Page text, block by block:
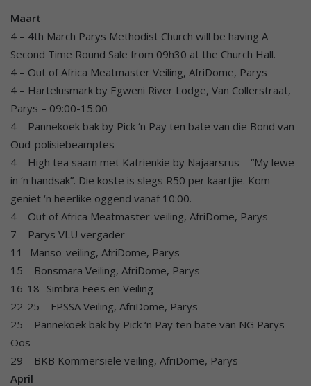
Maart
4 – 4th March Parys Methodist Church will be having A
Second Time Round Sale from 09h30 at the Church Hall.
4 – Out of Africa Meatmaster Veiling, AfriDome, Parys
4 – Hartelusmark by Egweni River Lodge, Van Collerstraat,
Parys – 09:00-15:00
4 – Pannekoek bak by Pick ‘n Pay ten bate van die Bond van
Oud-polisiebeamptes
4 – High tea saam met Katrienkie by Najaarsrus – “My lewe
in ‘n handsak”. Die koste is slegs R50 per kaartjie. Kom
geniet ‘n heerlike oggend vanaf 10:00.
4 – Out of Africa Meatmaster-veiling, AfriDome, Parys
7 – Parys VLU vergader
11- Manso-veiling, AfriDome, Parys
15 – Bonsmara Veiling, AfriDome, Parys
16-18- Simbra Fees en Veiling
22-25 – FPSSA Veiling, AfriDome, Parys
25 – Pannekoek bak by Pick ‘n Pay ten bate van NG Parys-
Oos
29 – BKB Kommersiële veiling, AfriDome, Parys
April